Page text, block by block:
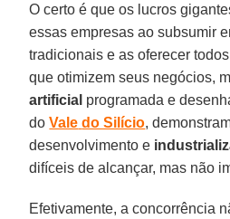
O certo é que os lucros
essas empresas ao subsumir
tradicionais e as oferecer
que otimizem seus negócios,
artificial programada e
doVale do Silício,
desenvolvimento e
difíceis de alcançar, mas não
Efetivamente, a concorrência